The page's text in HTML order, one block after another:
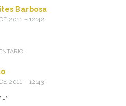
Barbosa
2011 - 12:42
2011 - 12:43
*